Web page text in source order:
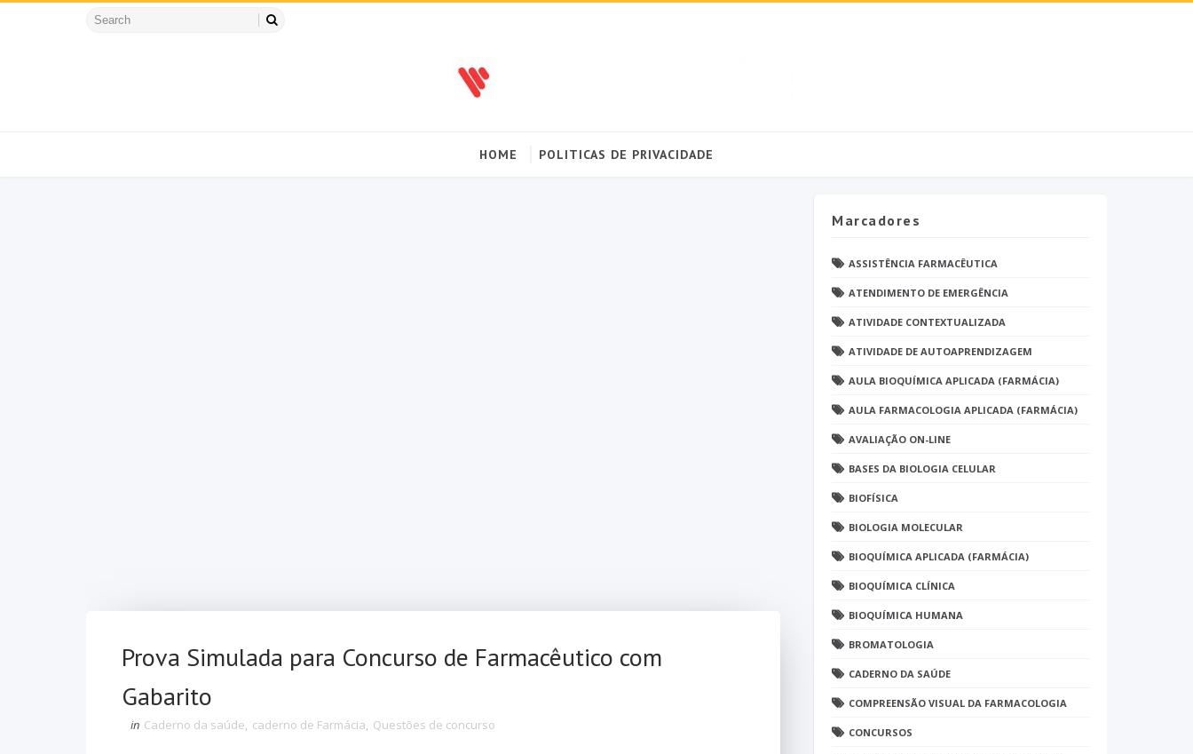
HOME POLITICAS DE PRIVACIDADE
Prova Simulada para Concurso de Farmacêutico com
Gabarito
in Caderno da saúde, caderno de Farmácia, Questões de concurso
Marcadores
ASSISTÊNCIA FARMACÊUTICA
ATENDIMENTO DE EMERGÊNCIA
ATIVIDADE CONTEXTUALIZADA
ATIVIDADE DE AUTOAPRENDIZAGEM
AULA BIOQUÍMICA APLICADA (FARMÁCIA)
AULA FARMACOLOGIA APLICADA (FARMÁCIA)
AVALIAÇÃO ON-LINE
BASES DA BIOLOGIA CELULAR
BIOFÍSICA
BIOLOGIA MOLECULAR
BIOQUÍMICA APLICADA (FARMÁCIA)
BIOQUÍMICA CLÍNICA
BIOQUÍMICA HUMANA
BROMATOLOGIA
CADERNO DA SAÚDE
COMPREENSÃO VISUAL DA FARMACOLOGIA
CONCURSOS